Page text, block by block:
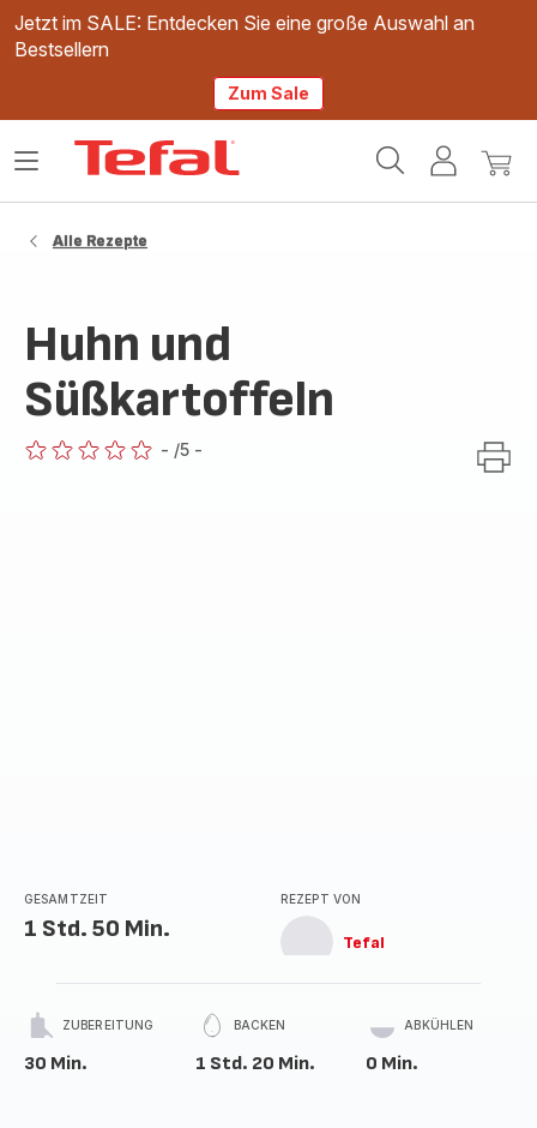
Jetzt im SALE: Entdecken Sie eine große Auswahl an
Bestsellern
Zum Sale
Mein
Mein
Das
Alle Rezepte
Huhn und
Süßkartoffeln
- /5 -
GESAMTZEIT
1 Std. 50 Min.
REZEPT VON
Tefal
ZUBEREITUNG
30 Min.
BACKEN
1 Std. 20 Min.
ABKÜHLEN
0 Min.